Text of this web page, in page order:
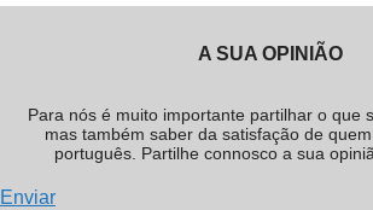
A SUA OPINIÃO
Para nós é muito importante partilhar o que
mas também saber da satisfação de
português. Partilhe connosco a sua
Enviar